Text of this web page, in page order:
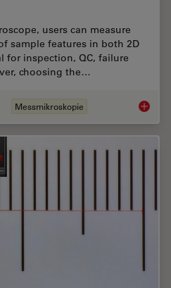
users can measure
sample features in both 2D
for inspection, QC, failure
choosing the…
Messmikroskopie How to